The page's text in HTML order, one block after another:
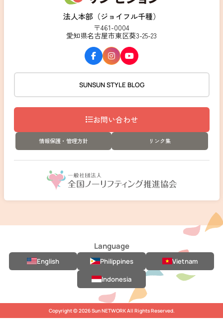
法人本部（ジョイフル千種）
〒461-0004
愛知県名古屋市東区葵3-25-23
SUNSUN STYLE BLOG
お問い合わせ
情報保護・管理方針 リンク集
Language
English Philippines
Vietnam
Indonesia
Copyright © 2026 Sun NETWORK All Rights Reserved.